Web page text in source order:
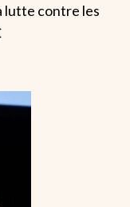
lutte contre les